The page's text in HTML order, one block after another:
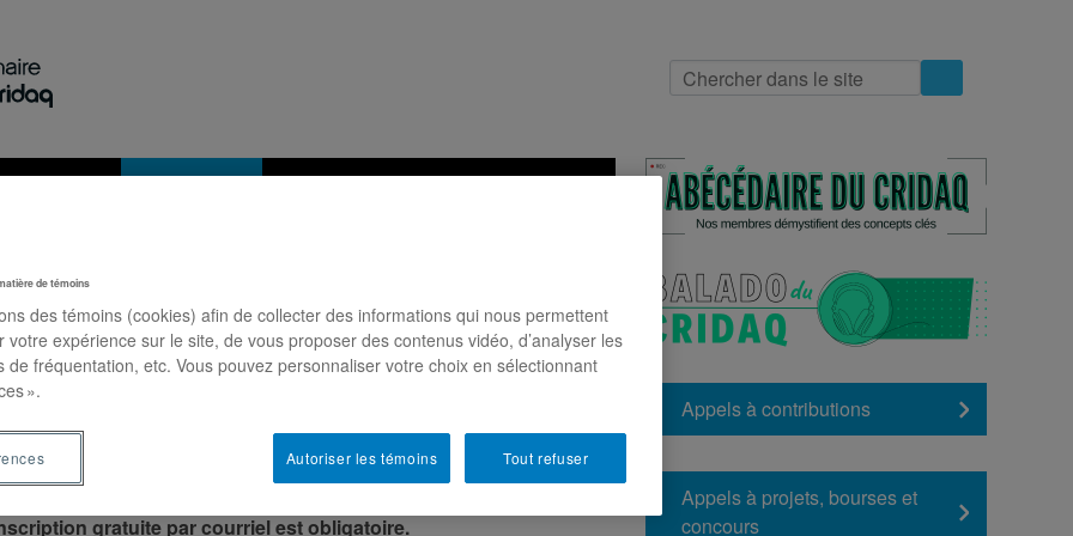
– Les Révolutions tranquilles au
et au Canada, dans une perspective
et internationale
2021
gratuite par courriel est obligatoire.
Appels à contributions
Appels à projets, bourses et
concours
de témoins
des témoins (cookies) afin de collecter des informations qui nous permettent
votre expérience sur le site, de vous proposer des contenus vidéo, d’analyser les
de fréquentation, etc. Vous pouvez personnaliser votre choix en sélectionnant
».
Tout refuser
Autoriser les témoins